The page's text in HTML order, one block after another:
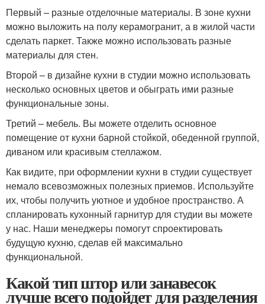
Первый – разные отделочные материалы. В зоне кухни
можно выложить на полу керамогранит, а в жилой части
сделать паркет. Также можно использовать разные
материалы для стен.
Второй – в дизайне кухни в студии можно использовать
несколько основных цветов и обыграть ими разные
функциональные зоны.
Третий – мебель. Вы можете отделить основное
помещение от кухни барной стойкой, обеденной группой,
диваном или красивым стеллажом.
Как видите, при оформлении кухни в студии существует
немало всевозможных полезных приемов. Используйте
их, чтобы получить уютное и удобное пространство. А
спланировать кухонный гарнитур для студии вы можете
у нас. Наши менеджеры помогут спроектировать
будущую кухню, сделав ей максимально
функциональной.
Какой тип штор или занавесок
лучше всего подойдет для разделения